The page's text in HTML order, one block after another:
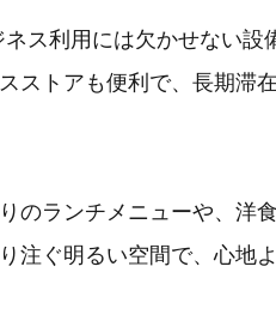
ス利用には欠かせない設
ストアも便利で、長期滞
のランチメニューや、洋
注ぐ明るい空間で、心地